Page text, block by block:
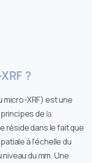
?
XRF) est une
dela
réside dans le fait que
à l’échelle du
du mm. Une